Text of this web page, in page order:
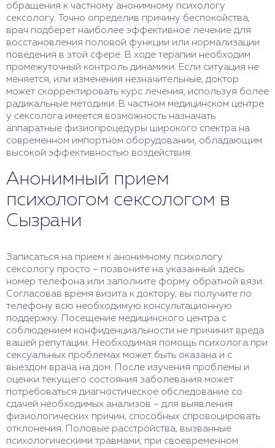
обращения к частному анонимному психологу
сексологу. Точно определив причину беспокойства,
врач подберет наиболее эффективное лечение для
восстановления половой функции или нормализации
поведения в этой сфере. В ходе терапии необходим
промежуточный контроль динамики. Если ситуация не
меняется, или изменения незначительные, доктор
может скорректировать курс лечения, используя более
радикальные методики. В частном медицинском центре
у сексолога имеется возможность назначать
аппаратные физиопроцедуры широкого спектра на
современном импортном оборудовании, обладающим
высокой эффективностью воздействия.
Анонимный прием
психологом сексологом в
Сызрани
Записаться на прием к анонимному психологу
сексологу просто – позвоните на указанный здесь
номер телефона или заполните форму обратной вязи.
Согласовав время визита к доктору, вы получите по
телефону всю необходимую консультационную
поддержку. Посещение медицинского центра с
соблюдением конфиденциальности не причинит вреда
вашей репутации. Необходимая помощь психолога при
сексуальных проблемах может быть оказана и с
выездом врача на дом. После изучения проблемы и
оценки текущего состояния заболевания может
потребоваться диагностическое обследование со
сдачей необходимых анализов – для выявления
физиологических причин, способных спровоцировать
отклонения. Половые расстройства, вызванные
психологическими травмами, при своевременном